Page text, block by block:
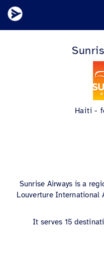
Haiti -
Sunrise Airways is a
Louverture International
It serves 15